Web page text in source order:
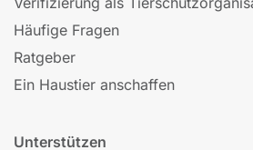
Häufige Fragen
Ratgeber
Ein Haustier anschaffen
Unterstützen